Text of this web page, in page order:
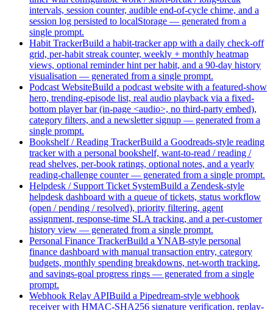
intervals, session counter, audible end-of-cycle chime, and a
session log persisted to localStorage — generated from a
single prompt.
Habit TrackerBuild a habit-tracker app with a daily check-off
grid, per-habit streak counter, weekly + monthly heatmap
views, optional reminder hint per habit, and a 90-day history
visualisation — generated from a single prompt.
Podcast WebsiteBuild a podcast website with a featured-show
hero, trending-episode list, real audio playback via a fixed-
bottom player bar (in-page <audio>, no third-party embed),
category filters, and a newsletter signup — generated from a
single prompt.
Bookshelf / Reading TrackerBuild a Goodreads-style reading
tracker with a personal bookshelf, want-to-read / reading /
read shelves, per-book ratings, optional notes, and a yearly
reading-challenge counter — generated from a single prompt.
Helpdesk / Support Ticket SystemBuild a Zendesk-style
helpdesk dashboard with a queue of tickets, status workflow
(open / pending / resolved), priority filtering, agent
assignment, response-time SLA tracking, and a per-customer
history view — generated from a single prompt.
Personal Finance TrackerBuild a YNAB-style personal
finance dashboard with manual transaction entry, category
budgets, monthly spending breakdowns, net-worth tracking,
and savings-goal progress rings — generated from a single
prompt.
Webhook Relay APIBuild a Pipedream-style webhook
receiver with HMAC-SHA256 signature verification, replay-